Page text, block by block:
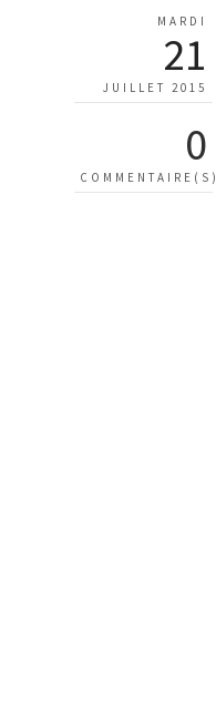
MARDI
21
JUILLET 2015
0
COMMENTAIRE(S)